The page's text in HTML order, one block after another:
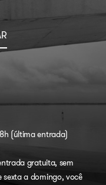
(última entrada)
gratuita, sem
sexta a domingo, você